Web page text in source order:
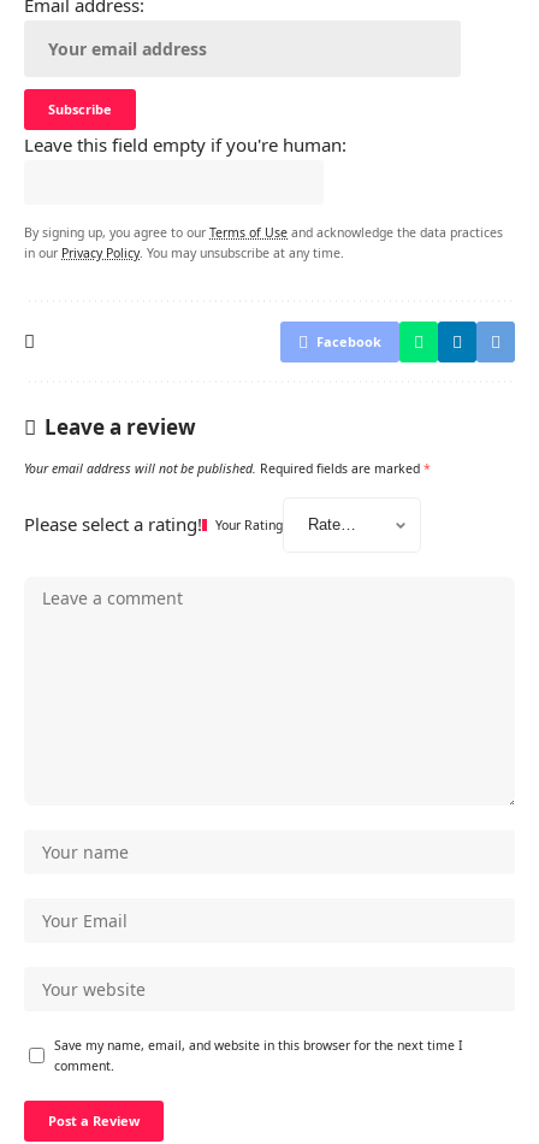
Leave this field empty if you're human:
By signing up, you agree to our Terms of Use and acknowledge the data practices
in our Privacy Policy. You may unsubscribe at any time.
Facebook
Leave a review
Your email address will not be published. Required fields are marked *
Please select a rating! Your Rating
Save my name, email, and website in this browser for the next time I
comment.